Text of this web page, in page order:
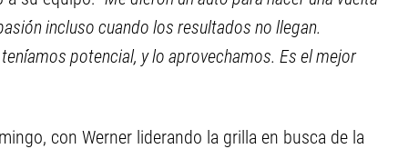
incluso cuando los resultados no llegan.
potencial, y lo aprovechamos. Es el mejor
con Werner liderando la grilla en busca de la